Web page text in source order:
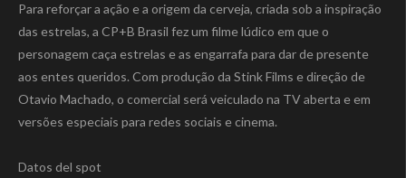
Para reforçar a ação e a origem da cerveja, criada sob a inspiração
das estrelas, a CP+B Brasil fez um filme lúdico em que o
personagem caça estrelas e as engarrafa para dar de presente
aos entes queridos. Com produção da Stink Films e direção de
Otavio Machado, o comercial será veiculado na TV aberta e em
versões especiais para redes sociais e cinema.
Datos del spot